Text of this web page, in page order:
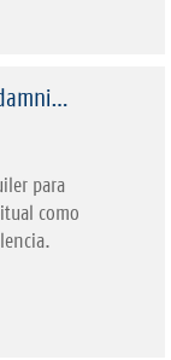
para
como